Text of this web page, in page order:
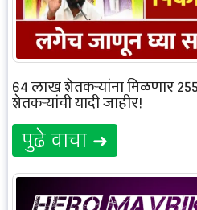
64 लाख शेतकऱ्यांना मिळणार
शेतकऱ्यांची यादी जाहीर!
पुढे वाचा ➜